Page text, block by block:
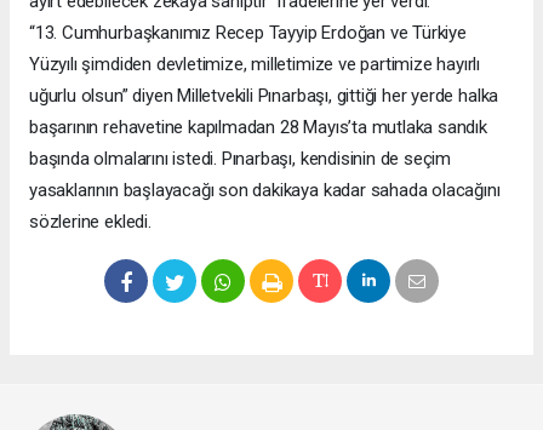
“13. Cumhurbaşkanımız Recep Tayyip Erdoğan ve Türkiye
Yüzyılı şimdiden devletimize, milletimize ve partimize hayırlı
uğurlu olsun” diyen Milletvekili Pınarbaşı, gittiği her yerde halka
başarının rehavetine kapılmadan 28 Mayıs’ta mutlaka sandık
başında olmalarını istedi. Pınarbaşı, kendisinin de seçim
yasaklarının başlayacağı son dakikaya kadar sahada olacağını
sözlerine ekledi.